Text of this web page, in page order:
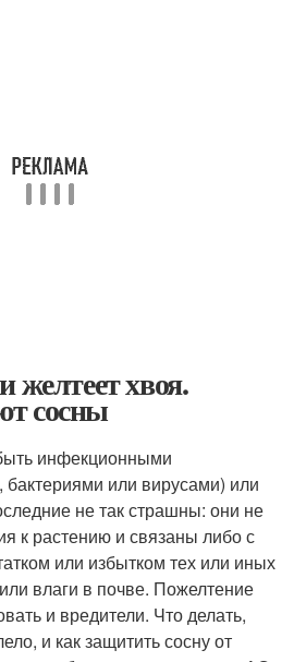
желтеет хвоя.
сосны
инфекционными
или вирусами) или
не так страшны: они не
к растению и связаны либо с
или избытком тех или иных
влаги в почве. Пожелтение
и вредители. Что делать,
и как защитить сосну от